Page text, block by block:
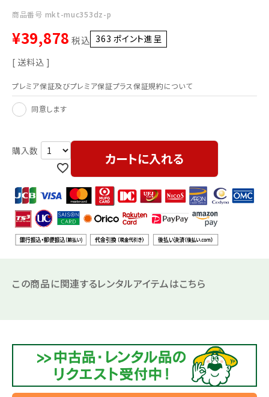
FAXでのご注文
0739-72-4532
商品番号 mkt-muc353dz-p
¥39,878 税込 363 ポイント進呈 ]
送料込
プレミア保証及びプレミア保証プラス保証規約について
同意します
カートに入れる
この商品に関連するレンタルアイテムはこちら